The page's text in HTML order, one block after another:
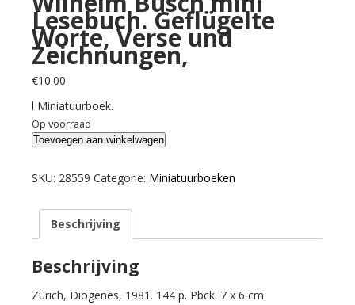
Lesebuch. Geflügelte
Worte, Verse und
Zeichnungen,
€10.00
l Miniatuurboek.
Op voorraad
Busch,
Das
Busch
mini
Lesebuch.
Geflügelte
Verse
Toevoegen aan winkelwagen
SKU: 28559 Categorie: Miniatuurboeken
Beschrijving
Beschrijving
Zürich, Diogenes, 1981. 144 p. Pbck. 7 x 6 cm.